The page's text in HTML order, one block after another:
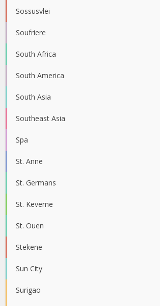
Sossusvlei
Soufriere
South Africa
South America
South Asia
Southeast Asia
Spa
St. Anne
St. Germans
St. Keverne
St. Ouen
Stekene
Sun City
Surigao